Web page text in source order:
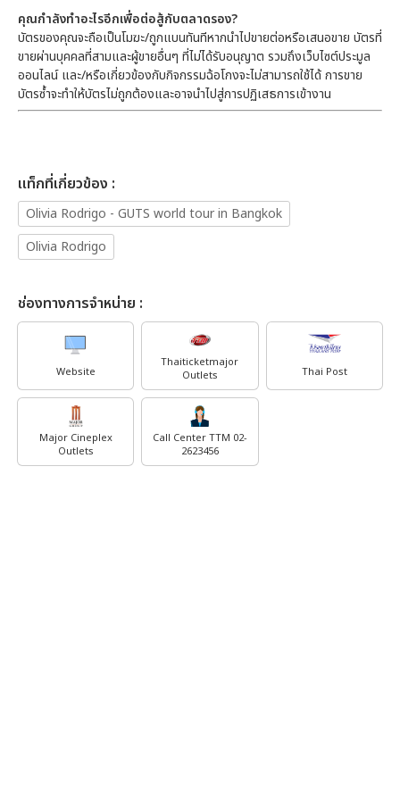
คุณกำลังทำอะไรอีกเพื่อต่อสู้กับตลาดรอง?
บัตรของคุณจะถือเป็นโมฆะ/ถูกแบนทันทีหากนำไปขายต่อหรือเสนอขาย บัตรที่
ขายผ่านบุคคลที่สามและผู้ขายอื่นๆ ที่ไม่ได้รับอนุญาต รวมถึงเว็บไซต์ประมูล
ออนไลน์ และ/หรือเกี่ยวข้องกับกิจกรรมฉ้อโกงจะไม่สามารถใช้ได้ การขาย
บัตรซ้ำจะทำให้บัตรไม่ถูกต้องและอาจนำไปสู่การปฏิเสธการเข้างาน
เเท็กที่เกี่ยวข้อง :
Olivia Rodrigo - GUTS world tour in Bangkok
Olivia Rodrigo
ช่องทางการจำหน่าย :
Website
Thaiticketmajor
Outlets
Thai Post
Major Cineplex
Outlets
Call Center TTM 02-
2623456